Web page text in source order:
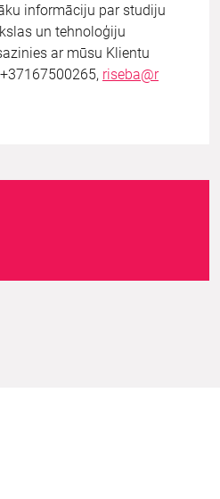
informāciju par studiju
un tehnoloģiju
ar mūsu Klientu
riseba@r